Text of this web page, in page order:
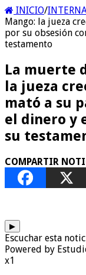
INICIO/
Mango: la jueza
por su obsesión
testamento
La muerte
la jueza
mató a su
el dinero y
su
COMPARTIR
▶
Escuchar esta
Powered by
x1